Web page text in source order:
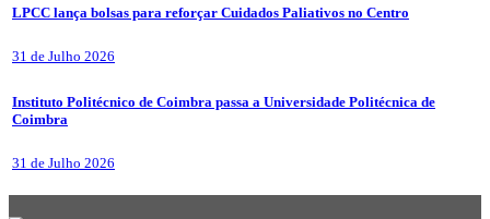
LPCC lança bolsas para reforçar Cuidados Paliativos no Centro
31 de Julho 2026
Instituto Politécnico de Coimbra passa a Universidade Politécnica de
Coimbra
31 de Julho 2026